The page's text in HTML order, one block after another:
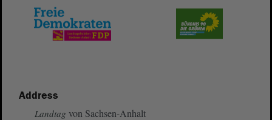
Address
Landtag von Sachsen-Anhalt